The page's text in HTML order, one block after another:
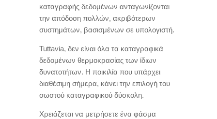
καταγραφής δεδομένων ανταγωνίζονται
την απόδοση πολλών, ακριβότερων
συστημάτων, βασισμένων σε υπολογιστή.
Tuttavia, δεν είναι όλα τα καταγραφικά
δεδομένων θερμοκρασίας των ίδιων
δυνατοτήτων. Η ποικιλία που υπάρχει
διαθέσιμη σήμερα, κάνει την επιλογή του
σωστού καταγραφικού δύσκολη.
Χρειάζεται να μετρήσετε ένα φάσμα